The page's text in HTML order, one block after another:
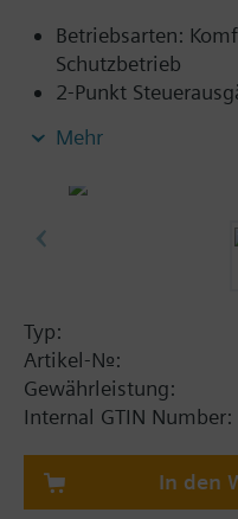
Betriebsarten:
Schutzbetrieb
2-Punkt
3 multifunktionale
Umschaltung,
Automatische
Umschaltung
Einstellbare
Regelparameter
Display mit
Mehr
Typ:
Artikel-Nr.:
Gewährleistung:
Internal GTIN Number:
In den